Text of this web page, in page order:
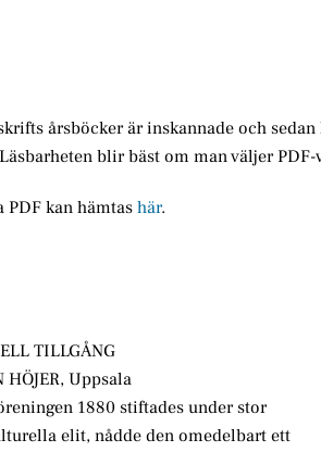
årsböcker är inskannade och
blir bäst om man väljer PDF-
PDF kan hämtashär.
TILLGÅNG
HÖJER, Uppsala
1880 stiftades under stor
elit, nådde den omedelbart ett